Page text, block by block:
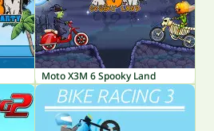
Moto X3M 6 Spooky Land